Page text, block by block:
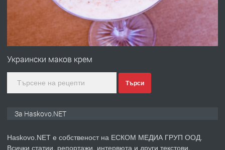
преди 2 дни
ПРЕДЛАГА
№4120 Магазин/Офис под наем в кв.
градската градина!
Украински маков крем
Търси
За Haskovo.NET
Haskovo.NET е собственост на ЕСКОМ МЕДИА ГРУП ООД.
Всички статии, репортажи, интервюта и други текстови,